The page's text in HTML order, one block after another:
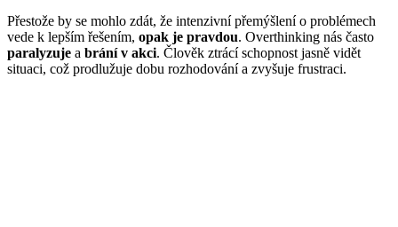
Přestože by se mohlo zdát, že intenzivní přemýšlení o problémech
vede k lepším řešením, opak je pravdou. Overthinking nás často
paralyzuje a brání v akci. Člověk ztrácí schopnost jasně vidět
situaci, což prodlužuje dobu rozhodování a zvyšuje frustraci.